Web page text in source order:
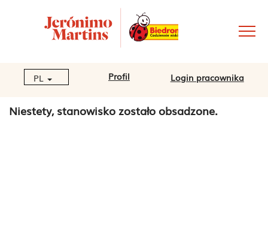
PL Profil Login pracownika
Niestety, stanowisko zostało obsadzone.